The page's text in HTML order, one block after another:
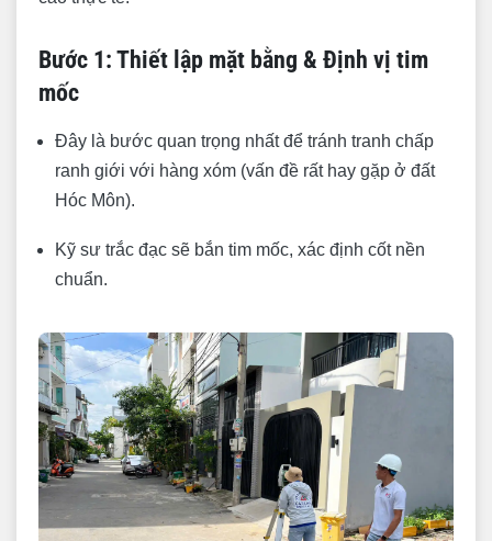
Bước 1: Thiết lập mặt bằng & Định vị tim
mốc
Đây là bước quan trọng nhất để tránh tranh chấp
ranh giới với hàng xóm (vấn đề rất hay gặp ở đất
Hóc Môn).
Kỹ sư trắc đạc sẽ bắn tim mốc, xác định cốt nền
chuẩn.